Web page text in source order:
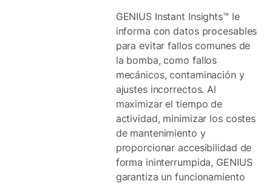
GENIUS Instant Insights™ le
informa con datos procesables
para evitar fallos comunes de
la bomba, como fallos
mecánicos, contaminación y
ajustes incorrectos. Al
maximizar el tiempo de
actividad, minimizar los costes
de mantenimiento y
proporcionar accesibilidad de
forma ininterrumpida, GENIUS
garantiza un funcionamiento